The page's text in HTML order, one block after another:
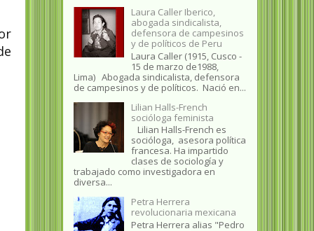
Laura Caller Iberico,
abogada sindicalista,
defensora de campesinos
y de políticos de Peru
Laura Caller (1915, Cusco -
15 de marzo de1988,
Lima) Abogada sindicalista, defensora
de campesinos y de políticos. Nació en...
Lilian Halls-French
socióloga feminista
Lilian Halls-French es
socióloga, asesora política
francesa. Ha impartido
clases de sociología y
trabajado como investigadora en
diversa...
Petra Herrera
revolucionaria mexicana
Petra Herrera alias "Pedro